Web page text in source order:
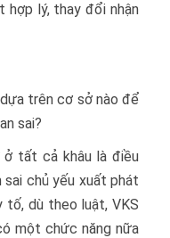
hợp lý, thay đổi nhận
trên cơ sở nào để
sai?
tất cả khâu là điều
chủ yếu xuất phát
tố, dù theo luật, VKS
một chức năng nữa